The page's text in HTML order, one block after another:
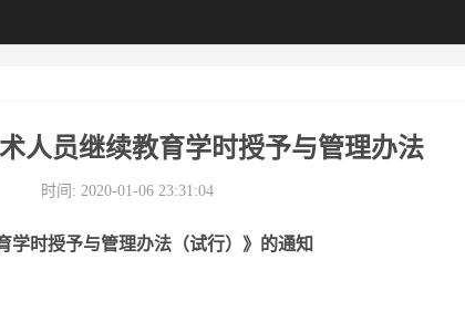
人员继续教育学时授予与管理办法
时间: 2020-01-06 23:31:04
学时授予与管理办法（试行）》的通知